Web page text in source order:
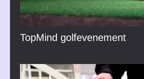
TopMind golfevenement